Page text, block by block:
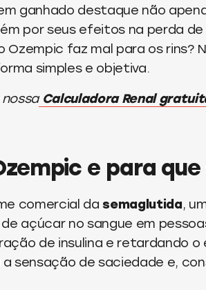
ganhado destaque não
por seus efeitos na perda
Ozempic faz mal para os rins?
simples e objetiva.
Calculadora Renal
e para
comercial dasemaglutida,
açúcar no sangue em
de insulina e retardando
sensação de saciedade e,